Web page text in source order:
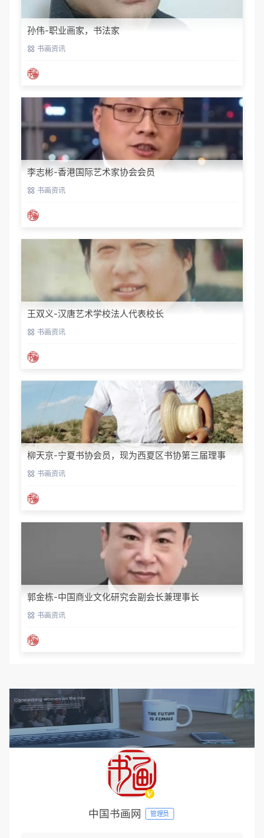
孙伟-职业画家，书法家
书画资讯
李志彬-香港国际艺术家协会会员
书画资讯
王双义-汉唐艺术学校法人代表校长
书画资讯
柳天京-宁夏书协会员，现为西夏区书协第三届理事
书画资讯
郭金栋-中国商业文化研究会副会长兼理事长
书画资讯
中国书画网 管理员